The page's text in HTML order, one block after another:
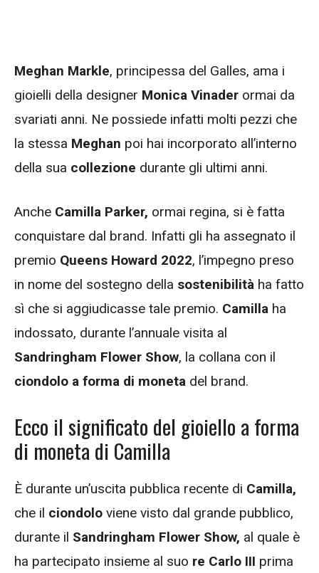
Meghan Markle, principessa del Galles, ama i
gioielli della designer Monica Vinader ormai da
svariati anni. Ne possiede infatti molti pezzi che
la stessa Meghan poi hai incorporato all’interno
della sua collezione durante gli ultimi anni.
Anche Camilla Parker, ormai regina, si è fatta
conquistare dal brand. Infatti gli ha assegnato il
premio Queens Howard 2022, l’impegno preso
in nome del sostegno della sostenibilità ha fatto
sì che si aggiudicasse tale premio. Camilla ha
indossato, durante l’annuale visita al
Sandringham Flower Show, la collana con il
ciondolo a forma di moneta del brand.
Ecco il significato del gioiello a forma
di moneta di Camilla
È durante un’uscita pubblica recente di Camilla,
che il ciondolo viene visto dal grande pubblico,
durante il Sandringham Flower Show, al quale è
ha partecipato insieme al suo re Carlo III prima